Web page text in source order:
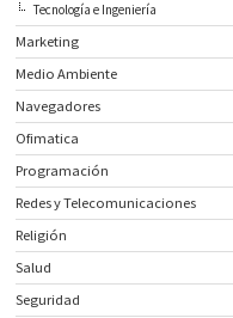
Tecnología e Ingeniería
Marketing
Medio Ambiente
Navegadores
Ofimatica
Programación
Redes y Telecomunicaciones
Religión
Salud
Seguridad